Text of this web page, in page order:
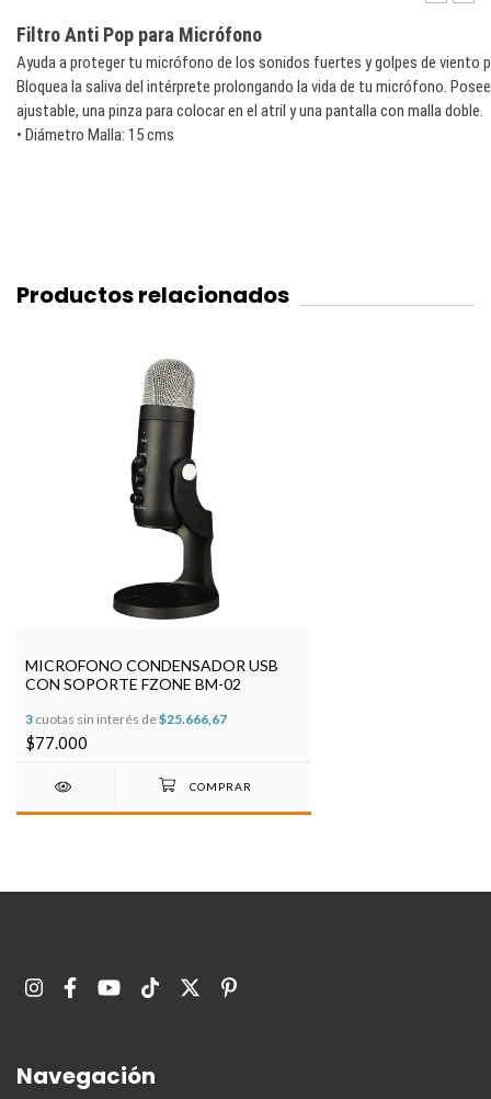
para
Filtro Anti Pop para Micrófono
Ayuda a proteger tu micrófono de los sonidos fuertes y golpes de viento
Bloquea la saliva del intérprete prolongando la vida de tu micrófono.
ajustable, una pinza para colocar en el atril y una pantalla con malla doble.
• Diámetro Malla: 15 cms
Productos relacionados
MICROFONO CONDENSADOR USB
CON SOPORTE FZONE BM-02
3 cuotas sin interés de$25.666,67
$77.000
Navegación